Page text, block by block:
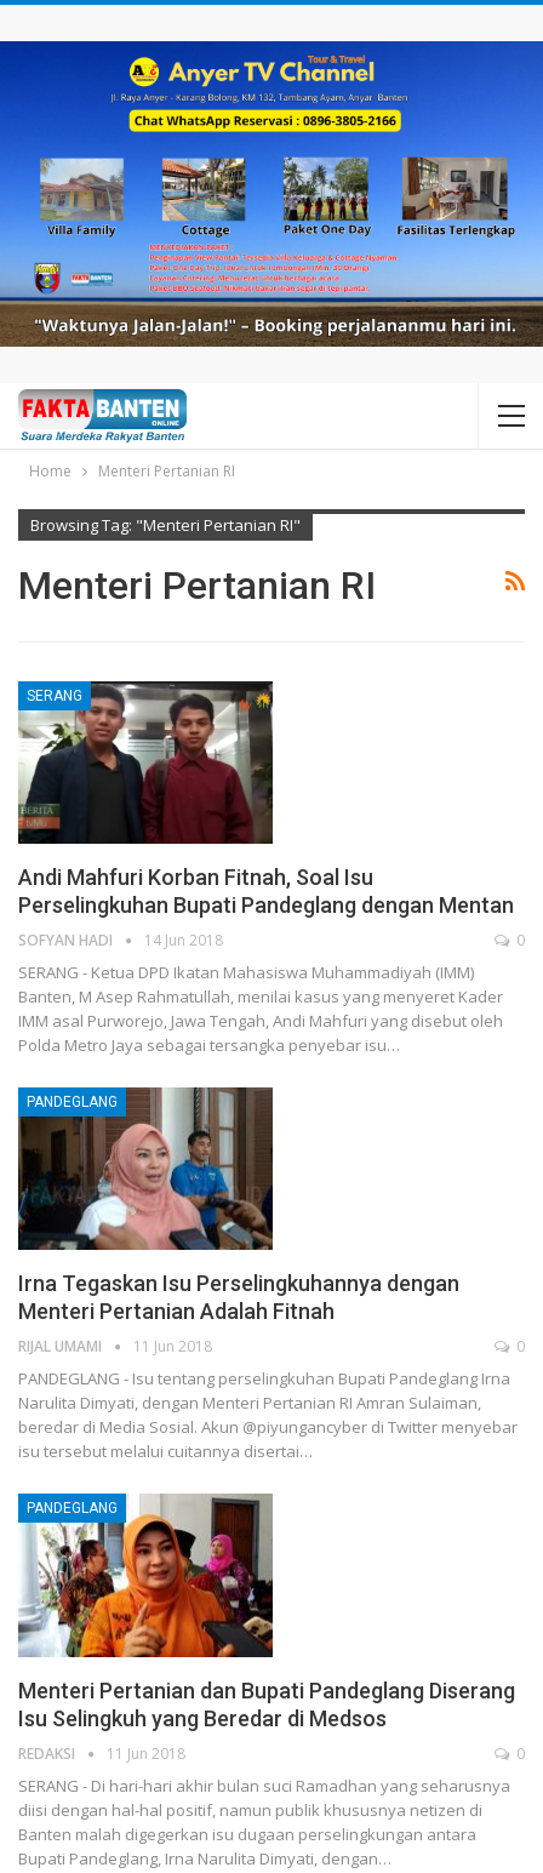
Home Menteri Pertanian RI
Browsing Tag: "Menteri Pertanian RI"
Menteri Pertanian RI
SERANG
Andi Mahfuri Korban Fitnah, Soal Isu
Perselingkuhan Bupati Pandeglang dengan Mentan
SOFYAN HADI 14 Jun 2018 0
SERANG - Ketua DPD Ikatan Mahasiswa Muhammadiyah (IMM)
Banten, M Asep Rahmatullah, menilai kasus yang menyeret Kader
IMM asal Purworejo, Jawa Tengah, Andi Mahfuri yang disebut oleh
Polda Metro Jaya sebagai tersangka penyebar isu…
PANDEGLANG
Irna Tegaskan Isu Perselingkuhannya dengan
Menteri Pertanian Adalah Fitnah
RIJAL UMAMI 11 Jun 2018 0
PANDEGLANG - Isu tentang perselingkuhan Bupati Pandeglang Irna
Narulita Dimyati, dengan Menteri Pertanian RI Amran Sulaiman,
beredar di Media Sosial. Akun @piyungancyber di Twitter menyebar
isu tersebut melalui cuitannya disertai…
PANDEGLANG
Menteri Pertanian dan Bupati Pandeglang Diserang
Isu Selingkuh yang Beredar di Medsos
REDAKSI 11 Jun 2018 0
SERANG - Di hari-hari akhir bulan suci Ramadhan yang seharusnya
diisi dengan hal-hal positif, namun publik khususnya netizen di
Banten malah digegerkan isu dugaan perselingkungan antara
Bupati Pandeglang, Irna Narulita Dimyati, dengan…